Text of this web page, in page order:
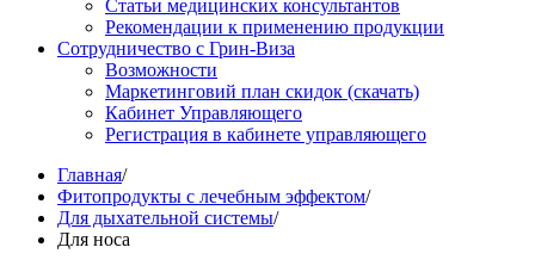
Статьи медицинских консультантов
Рекомендации к применению продукции
Сотрудничество с Грин-Виза
Возможности
Маркетинговий план скидок (скачать)
Кабинет Управляющего
Регистрация в кабинете управляющего
Главная/
Фитопродукты с лечебным эффектом/
Для дыхательной системы/
Для носа